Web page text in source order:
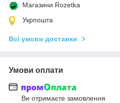
Магазини Rozetka
Укрпошта
Всі умови доставки
Умови оплати
Ви отримаєте замовлення